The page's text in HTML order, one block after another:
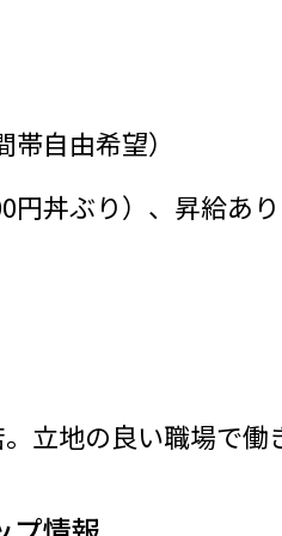
自由希望）
円丼ぶり）、昇給あり
立地の良い職場で働